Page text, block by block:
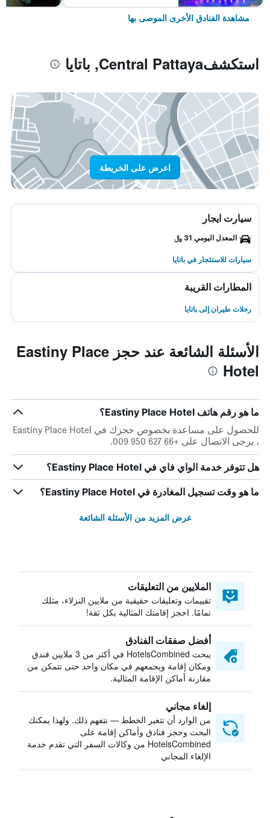
مشاهدة الفنادق الأخرى الموصى بها
استكشفCentral Pattaya, باتايا
اعرض على الخريطة
سيارت ايجار
المعدل اليومي 31 ﷼
سيارات للاستئجار في باتايا
المطارات القريبة
رحلات طيران إلى باتايا
الأسئلة الشائعة عند حجز Eastiny Place
Hotel
ما هو رقم هاتف Eastiny Place Hotel؟
للحصول على مساعدة بخصوص حجزك في Eastiny Place Hotel
، يرجى الاتصال على +66 627 950 009.
هل تتوفر خدمة الواي فاي في Eastiny Place Hotel؟
ما هو وقت تسجيل المغادرة في Eastiny Place Hotel؟
عرض المزيد من الأسئلة الشائعة
الملايين من التعليقات
تقييمات وتعليقات حقيقية من ملايين النزلاء، مثلك
تمامًا. احجز إقامتك المثالية بكل ثقة!
أفضل صفقات الفنادق
يبحث HotelsCombined في أكثر من 3 ملايين فندق
ومكان إقامة ويجمعهم في مكان واحد حتى تتمكن من
مقارنة أماكن الإقامة المثالية.
إلغاء مجاني
من الوارد أن تتغير الخطط — نتفهم ذلك. ولهذا يمكنك
البحث وحجز فنادق وأماكن إقامة على
HotelsCombined من وكالات السفر التي تقدم خدمة
الإلغاء المجاني